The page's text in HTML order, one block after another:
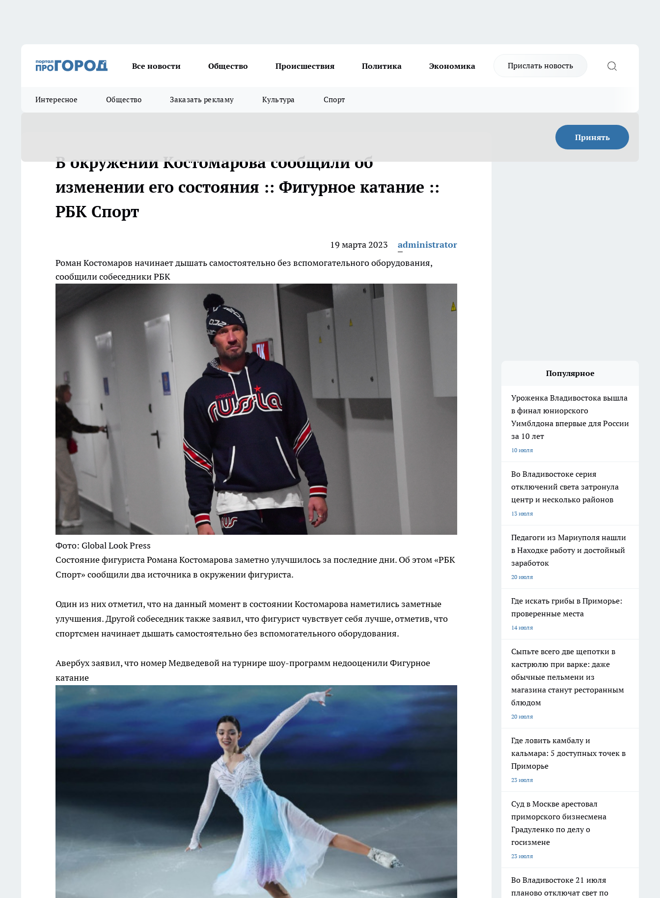
Все новости Общество Происшествия Политика Экономика Прислать новость
Интересное Общество Заказать рекламу Культура Спорт
Принять
В окружении Костомарова сообщили об
изменении его состояния :: Фигурное катание ::
РБК Спорт
19 марта 2023
administrator
Роман Костомаров начинает дышать самостоятельно без вспомогательного оборудования,
сообщили собеседники РБК
Фото: Global Look Press
Состояние фигуриста Романа Костомарова заметно улучшилось за последние дни. Об этом «РБК
Спорт» сообщили два источника в окружении фигуриста.
Один из них отметил, что на данный момент в состоянии Костомарова наметились заметные
улучшения. Другой собеседник также заявил, что фигурист чувствует себя лучше, отметив, что
спортсмен начинает дышать самостоятельно без вспомогательного оборудования.
Авербух заявил, что номер Медведевой на турнире шоу-программ недооценилиФигурное
катание
Популярное
Уроженка Владивостока вышла
в финал юниорского
Уимблдона впервые для России
за 10 лет
10 июля
Во Владивостоке серия
отключений света затронула
центр и несколько районов
13 июля
Педагоги из Мариуполя нашли
в Находке работу и достойный
заработок
20 июля
Где искать грибы в Приморье:
проверенные места
14 июля
Сыпьте всего две щепотки в
кастрюлю при варке: даже
обычные пельмени из
магазина станут ресторанным
блюдом
20 июля
Где ловить камбалу и
кальмара: 5 доступных точек в
Приморье
23 июля
Суд в Москве арестовал
приморского бизнесмена
Градуленко по делу о
госизмене
23 июля
Во Владивостоке 21 июля
планово отключат свет по